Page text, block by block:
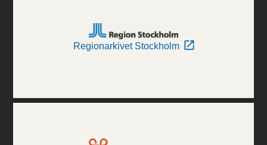
Regionarkivet Stockholm